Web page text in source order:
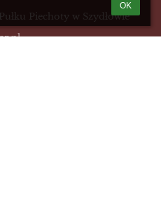
OK
Piechoty w Szydłowie